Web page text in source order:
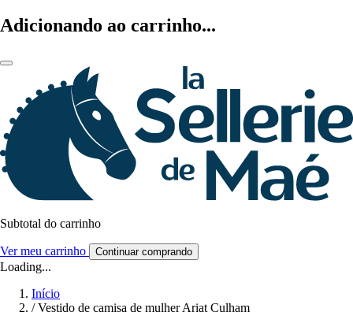
Adicionando ao carrinho...
Subtotal do carrinho
Ver meu carrinho Continuar comprando
Loading...
Início
/ Vestido de camisa de mulher Ariat Culham